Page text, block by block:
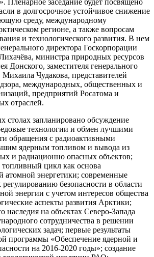
в долгосрочное устойчивое снижение
среду, международному
регионе, а также вопросам
и технологического развития. В нем
директора Госкорпорации
министра природных ресурсов
Донского, заместителя генерального
Чудакова, представителей
международных, общественных и
предприятий Росатома и
отраслей.
столах запланировано обсуждение
технологии и обмен лучшими
обращения с радиоактивными
ядерным топливом и вывода из
и радиационно опасных объектов;
цикл как основа
атомной энергетики; современные
безопасности в области
энергии с учетом интересов общества
аспекты развития Арктики;
наследия на объектах Северо-Запада
сотрудничества в решении
задач; первые результаты
программы «Обеспечение ядерной и
на 2016-2020 годы»; создание